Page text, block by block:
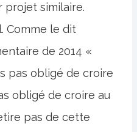
projet similaire.
Comme le dit
de 2014 «
pas obligé de croire
obligé de croire au
pas de cette